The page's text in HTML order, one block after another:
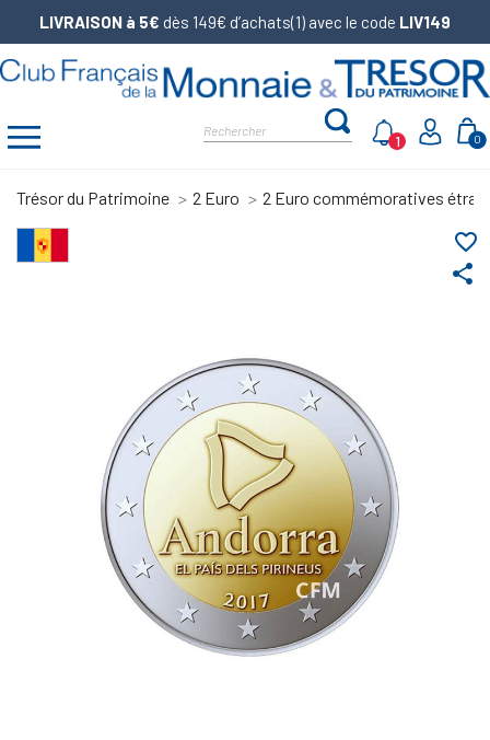
LIVRAISON à 5€ dès 149€ d’achats(1) avec le code LIV149
0
1
Trésor du Patrimoine 2 Euro 2 Euro commémoratives
share
favorite_border